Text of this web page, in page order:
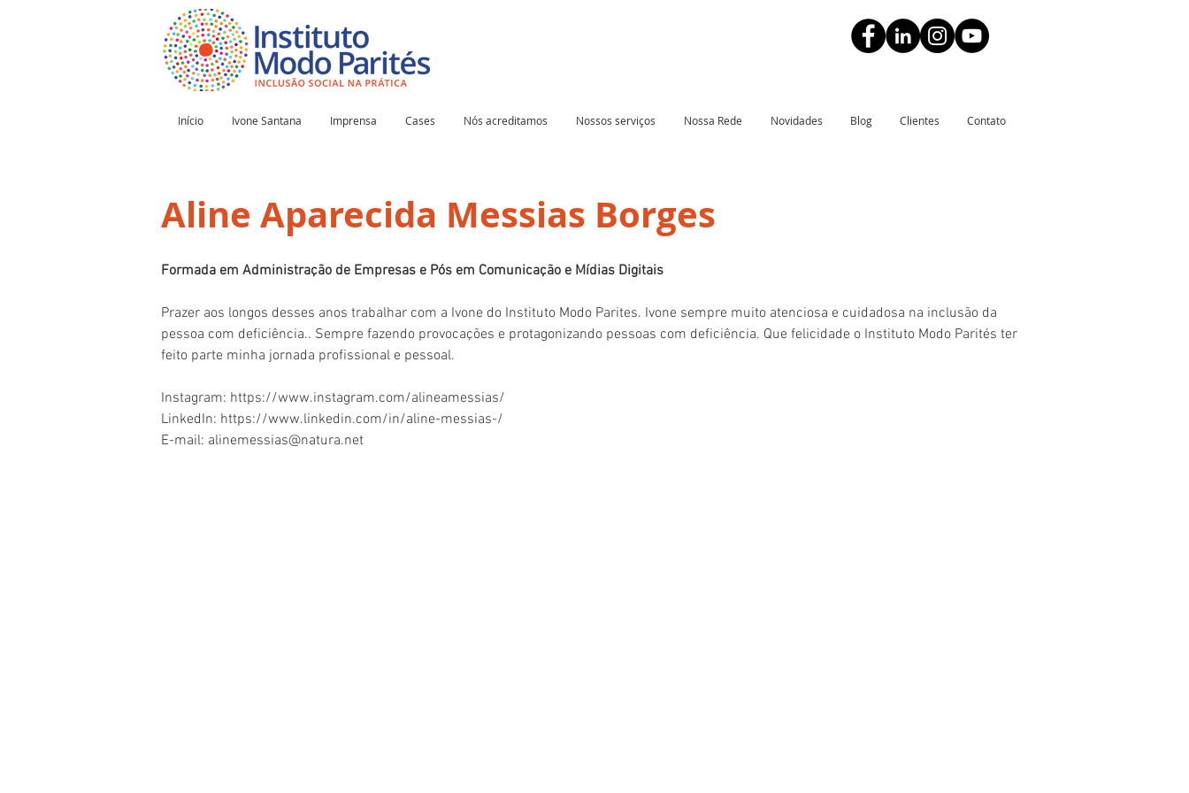
Início Ivone Santana Imprensa Cases Nós acreditamos Nossos serviços Nossa Rede Novidades Blog Clientes Contato
Aline Aparecida Messias Borges
Formada em Administração de Empresas e Pós em Comunicação e Mídias Digitais
Prazer aos longos desses anos trabalhar com a Ivone do Instituto Modo Parites. Ivone sempre muito atenciosa e cuidadosa na inclusão da
pessoa com deficiência.. Sempre fazendo provocações e protagonizando pessoas com deficiência. Que felicidade o Instituto Modo Parités ter
feito parte minha jornada profissional e pessoal.
Instagram: https://www.instagram.com/alineamessias/
LinkedIn: https://www.linkedin.com/in/aline-messias-/
E-mail: alinemessias@natura.net